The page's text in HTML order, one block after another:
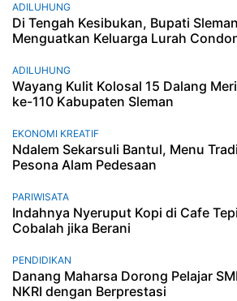
ADILUHUNG
Di Tengah Kesibukan, Bupati
Menguatkan Keluarga Lurah
ADILUHUNG
Wayang Kulit Kolosal 15 Dalang
ke-110 Kabupaten Sleman
EKONOMI KREATIF
Ndalem Sekarsuli Bantul, Menu
Pesona Alam Pedesaan
PARIWISATA
Indahnya Nyeruput Kopi di Cafe
Cobalah jika Berani
PENDIDIKAN
Danang Maharsa Dorong Pelajar
NKRI dengan Berprestasi